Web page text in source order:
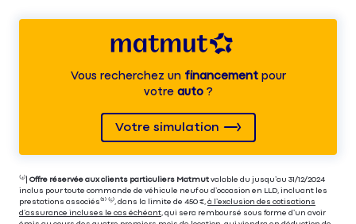
Vous recherchez unfinancementpour
votre auto?
Votre simulation
⁽⁴⁾| Offre réservée aux clients particuliers Matmut valable du jusqu’au 31/12/2024
inclus pour toute commande de véhicule neuf ou d’occasion en LLD, incluant les
prestations associés⁽³⁾ ⁽⁵⁾, dans la limite de 450 €, à l’exclusion des cotisations
d’assurance incluses le cas échéant, qui sera remboursé sous forme d’un avoir